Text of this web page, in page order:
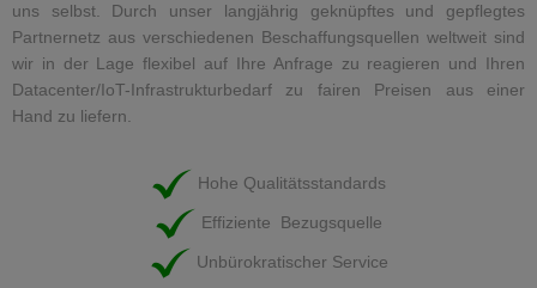
uns selbst. Durch unser langjährig geknüpftes und gepflegtes
Partnernetz aus verschiedenen Beschaffungsquellen weltweit sind
wir in der Lage flexibel auf Ihre Anfrage zu reagieren und Ihren
Datacenter/IoT-Infrastrukturbedarf zu fairen Preisen aus einer
Hand zu liefern.
Hohe Qualitätsstandards
Effiziente Bezugsquelle
Unbürokratischer Service